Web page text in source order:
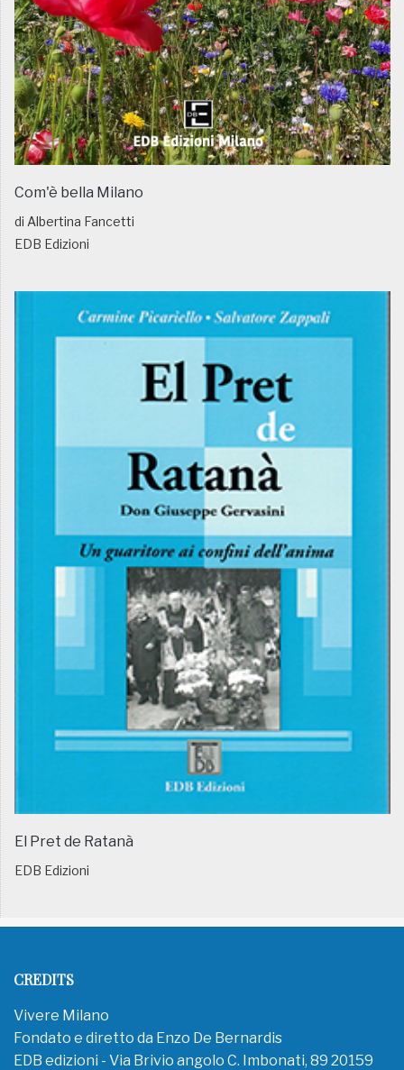
Com'è bella Milano
di Albertina Fancetti
EDB Edizioni
El Pret de Ratanà
EDB Edizioni
CREDITS
Vivere Milano
Fondato e diretto da Enzo De Bernardis
EDB edizioni - Via Brivio angolo C. Imbonati, 89 20159